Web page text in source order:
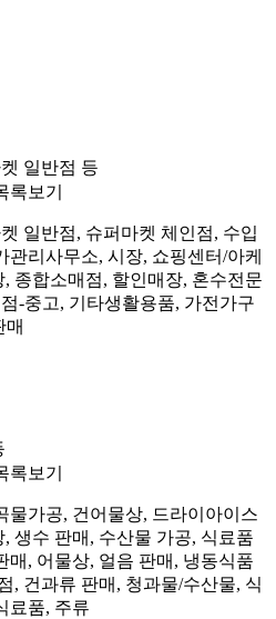
일반점 등
록보기
일반점, 슈퍼마켓 체인점, 수입
관리사무소, 시장, 쇼핑센터/아케
종합소매점, 할인매장, 혼수전문
-중고, 기타생활용품, 가전가구
매
록보기
물가공, 건어물상, 드라이아이스
생수 판매, 수산물 가공, 식료품
매, 어물상, 얼음 판매, 냉동식품
, 건과류 판매, 청과물/수산물, 식
료품, 주류